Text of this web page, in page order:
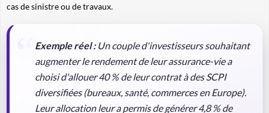
cas de sinistre ou de travaux.
Exemple réel : Un couple d'investisseurs souhaitant
augmenter le rendement de leur assurance-vie a
choisi d'allouer 40 % de leur contrat à des SCPI
diversifiées (bureaux, santé, commerces en Europe).
Leur allocation leur a permis de générer 4,8 % de